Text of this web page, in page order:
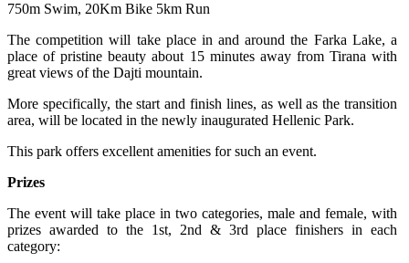
750m Swim, 20Km Bike 5km Run
The competition will take place in and around the Farka Lake, a
place of pristine beauty about 15 minutes away from Tirana with
great views of the Dajti mountain.
More specifically, the start and finish lines, as well as the transition
area, will be located in the newly inaugurated Hellenic Park.
This park offers excellent amenities for such an event.
Prizes
The event will take place in two categories, male and female, with
prizes awarded to the 1st, 2nd & 3rd place finishers in each
category: